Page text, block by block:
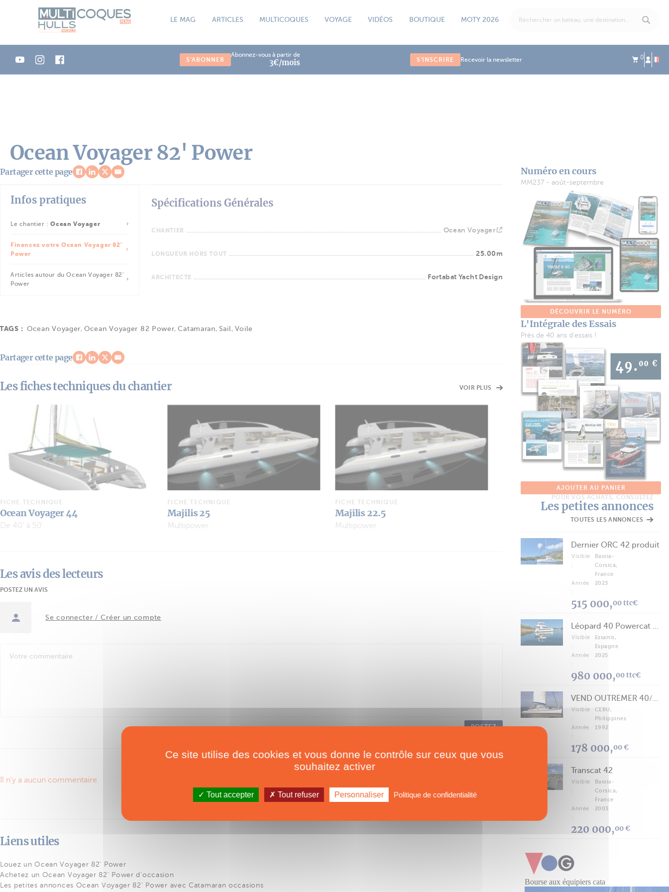
LE MAG ARTICLES MULTICOQUES VOYAGE VIDÉOS BOUTIQUE MOTY 2026
S'ABONNER
Abonnez-vous à partir de
3€/mois S'INSCRIRE Recevoir la newsletter 0
Ocean Voyager 82' Power
Partager cette page
Infos pratiques
Le chantier :Ocean Voyager
Financez votre Ocean Voyager 82'
Power
Articles autour du Ocean Voyager 82'
Power
Spécifications Générales
CHANTIER Ocean Voyager
LONGUEUR HORS TOUT 25.00m
ARCHITECTE Fortabat Yacht Design
TAGS : Ocean Voyager,Ocean Voyager 82 Power,Catamaran, Sail, Voile
Partager cette page
Les fiches techniques du chantier VOIR PLUS
FICHE TECHNIQUE
Ocean Voyager 44
De 40' à 50'
FICHE TECHNIQUE
Majilis 25
Multipower
FICHE TECHNIQUE
Majilis 22.5
Multipower
FICHE TECHNIQUE
Lifestyle 30
Multipower
Les avis des lecteurs
POSTEZ UN AVIS
Se connecter / Créer un compte
POSTEZ
Il n'y a aucun commentaire.
Liens utiles
Louez un Ocean Voyager 82' Power
Achetez un Ocean Voyager 82' Power d'occasion
Les petites annonces Ocean Voyager 82' Power avec Catamaran occasions
Numéro en cours
MM237 - août-septembre
DÉCOUVRIR LE NUMÉRO
L'Intégrale des Essais
Près de 40 ans d'essais !
AJOUTER AU PANIER
POUR VOS ACHATS, CONSULTEZ
Les petites annonces
TOUTES LES ANNONCES
Dernier ORC 42 produit
Visible
:
Bastia-
Corsica,
France
Année
:
2023
515 000,00 ttc€
Léopard 40 Powercat 2025
Visible
:
Estartit,
Espagne
Année
:
2025
980 000,00 ttc€
VEND OUTREMER 40/43 (FREE LANCE)
Visible
:
CEBU,
Philippines
Année
:
1992
178 000,00 €
Transcat 42
Visible
:
Bastia-
Corsica,
France
Année
:
2003
220 000,00 €
Panneau de gestion des cookies
Ce site utilise des cookies et vous donne le contrôle sur ceux que vous
souhaitez activer
Tout accepter Tout refuser Personnaliser Politique de confidentialité